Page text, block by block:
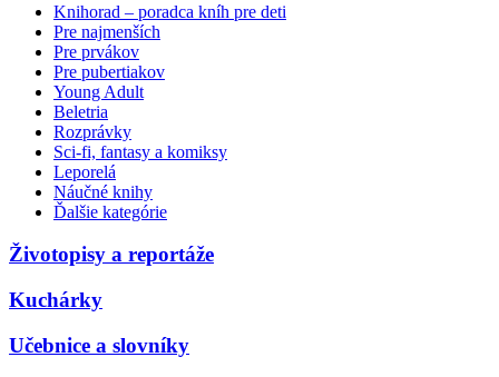
Knihorad – poradca kníh pre deti
Pre najmenších
Pre prvákov
Pre pubertiakov
Young Adult
Beletria
Rozprávky
Sci-fi, fantasy a komiksy
Leporelá
Náučné knihy
Ďalšie kategórie
Životopisy a reportáže
Kuchárky
Učebnice a slovníky